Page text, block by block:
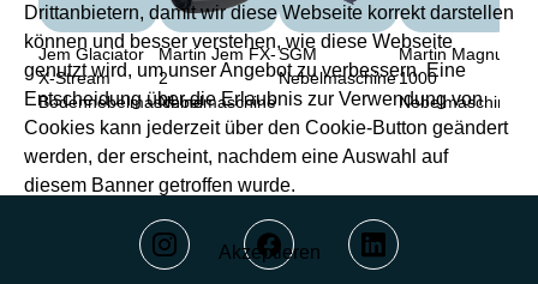
Drittanbietern, damit wir diese Webseite korrekt darstellen
können und besser verstehen, wie diese Webseite
genutzt wird, um unser Angebot zu verbessern. Eine
Entscheidung über die Erlaubnis zur Verwendung von
Cookies kann jederzeit über den Cookie-Button geändert
werden, der erscheint, nachdem eine Auswahl auf
diesem Banner getroffen wurde.
Akzeptieren
Jem Glaciator
X-Stream
Bodennebelmaschine
Martin Jem FX-
2
Nebelmaschine
SGM
Nebelmaschine
Martin Magnum
1000
Nebelmaschine